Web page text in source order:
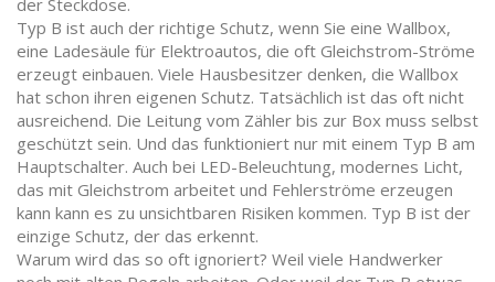
der Steckdose.
Typ B ist auch der richtige Schutz, wenn Sie eine Wallbox,
eine Ladesäule für Elektroautos, die oft Gleichstrom-Ströme
erzeugt einbauen. Viele Hausbesitzer denken, die Wallbox
hat schon ihren eigenen Schutz. Tatsächlich ist das oft nicht
ausreichend. Die Leitung vom Zähler bis zur Box muss selbst
geschützt sein. Und das funktioniert nur mit einem Typ B am
Hauptschalter. Auch bei LED-Beleuchtung, modernes Licht,
das mit Gleichstrom arbeitet und Fehlerströme erzeugen
kann kann es zu unsichtbaren Risiken kommen. Typ B ist der
einzige Schutz, der das erkennt.
Warum wird das so oft ignoriert? Weil viele Handwerker